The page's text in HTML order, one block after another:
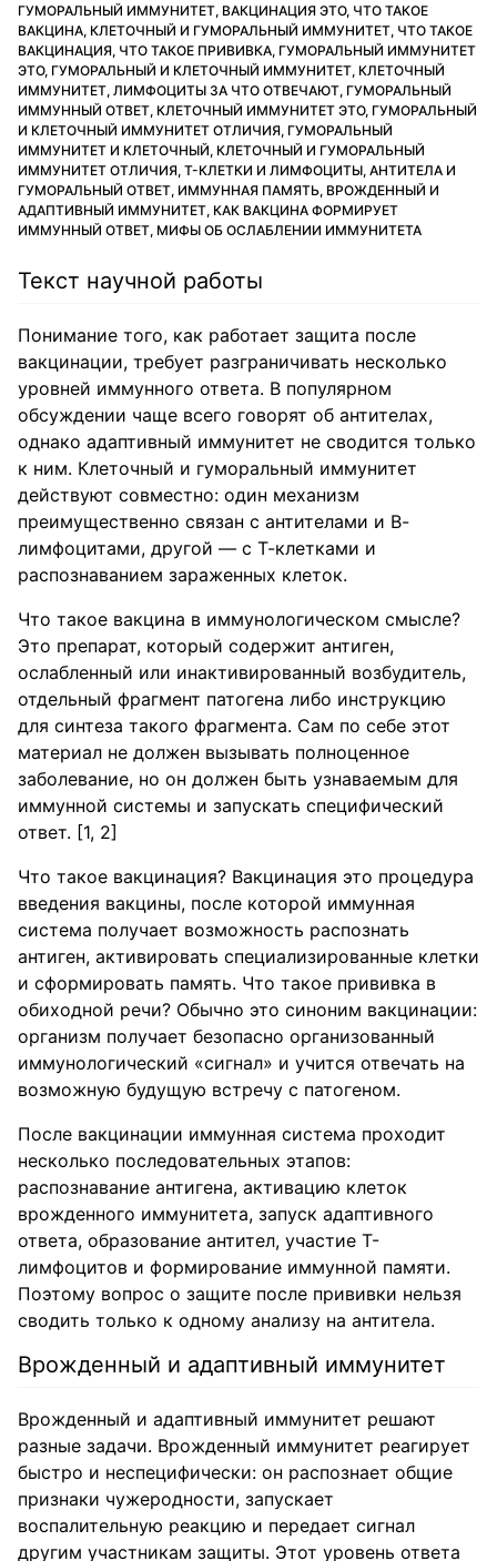
ГУМОРАЛЬНЫЙ ИММУНИТЕТ, ВАКЦИНАЦИЯ ЭТО, ЧТО ТАКОЕ
ВАКЦИНА, КЛЕТОЧНЫЙ И ГУМОРАЛЬНЫЙ ИММУНИТЕТ, ЧТО ТАКОЕ
ВАКЦИНАЦИЯ, ЧТО ТАКОЕ ПРИВИВКА, ГУМОРАЛЬНЫЙ ИММУНИТЕТ
ЭТО, ГУМОРАЛЬНЫЙ И КЛЕТОЧНЫЙ ИММУНИТЕТ, КЛЕТОЧНЫЙ
ИММУНИТЕТ, ЛИМФОЦИТЫ ЗА ЧТО ОТВЕЧАЮТ, ГУМОРАЛЬНЫЙ
ИММУННЫЙ ОТВЕТ, КЛЕТОЧНЫЙ ИММУНИТЕТ ЭТО, ГУМОРАЛЬНЫЙ
И КЛЕТОЧНЫЙ ИММУНИТЕТ ОТЛИЧИЯ, ГУМОРАЛЬНЫЙ
ИММУНИТЕТ И КЛЕТОЧНЫЙ, КЛЕТОЧНЫЙ И ГУМОРАЛЬНЫЙ
ИММУНИТЕТ ОТЛИЧИЯ, Т-КЛЕТКИ И ЛИМФОЦИТЫ, АНТИТЕЛА И
ГУМОРАЛЬНЫЙ ОТВЕТ, ИММУННАЯ ПАМЯТЬ, ВРОЖДЕННЫЙ И
АДАПТИВНЫЙ ИММУНИТЕТ, КАК ВАКЦИНА ФОРМИРУЕТ
ИММУННЫЙ ОТВЕТ, МИФЫ ОБ ОСЛАБЛЕНИИ ИММУНИТЕТА
Текст научной работы
Понимание того, как работает защита после
вакцинации, требует разграничивать несколько
уровней иммунного ответа. В популярном
обсуждении чаще всего говорят об антителах,
однако адаптивный иммунитет не сводится только
к ним. Клеточный и гуморальный иммунитет
действуют совместно: один механизм
преимущественно связан с антителами и В-
лимфоцитами, другой — с Т-клетками и
распознаванием зараженных клеток.
Что такое вакцина в иммунологическом смысле?
Это препарат, который содержит антиген,
ослабленный или инактивированный возбудитель,
отдельный фрагмент патогена либо инструкцию
для синтеза такого фрагмента. Сам по себе этот
материал не должен вызывать полноценное
заболевание, но он должен быть узнаваемым для
иммунной системы и запускать специфический
ответ. [1, 2]
Что такое вакцинация? Вакцинация это процедура
введения вакцины, после которой иммунная
система получает возможность распознать
антиген, активировать специализированные клетки
и сформировать память. Что такое прививка в
обиходной речи? Обычно это синоним вакцинации:
организм получает безопасно организованный
иммунологический «сигнал» и учится отвечать на
возможную будущую встречу с патогеном.
После вакцинации иммунная система проходит
несколько последовательных этапов:
распознавание антигена, активацию клеток
врожденного иммунитета, запуск адаптивного
ответа, образование антител, участие Т-
лимфоцитов и формирование иммунной памяти.
Поэтому вопрос о защите после прививки нельзя
сводить только к одному анализу на антитела.
Врожденный и адаптивный иммунитет
Врожденный и адаптивный иммунитет решают
разные задачи. Врожденный иммунитет реагирует
быстро и неспецифически: он распознает общие
признаки чужеродности, запускает
воспалительную реакцию и передает сигнал
другим участникам защиты. Этот уровень ответа